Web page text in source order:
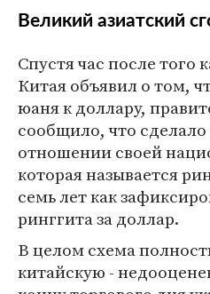
Великий азиатский
Спустя час после того
Китая объявил о том,
юаня к доллару,
сообщило, что
отношении своей
которая называется
семь лет как
ринггита за доллар.
В целом схема
китайскую -